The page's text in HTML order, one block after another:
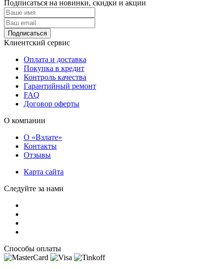
Подписаться на новинки, скидки и акции
Подписаться
Клиентский сервис
Оплата и доставка
Покупка в кредит
Контроль качества
Гарантийный ремонт
FAQ
Договор оферты
О компании
О «Взлате»
Контакты
Отзывы
Карта сайта
Следуйте за нами
Способы оплаты